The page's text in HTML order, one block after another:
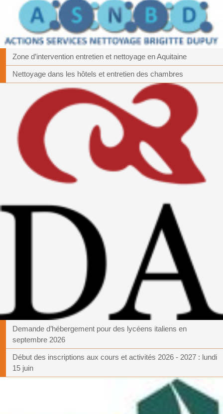
Zone d’intervention entretien et nettoyage en Aquitaine
Nettoyage dans les hôtels et entretien des chambres
Demande d’hébergement pour des lycéens italiens en
septembre 2026
Début des inscriptions aux cours et activités 2026 - 2027 : lundi
15 juin